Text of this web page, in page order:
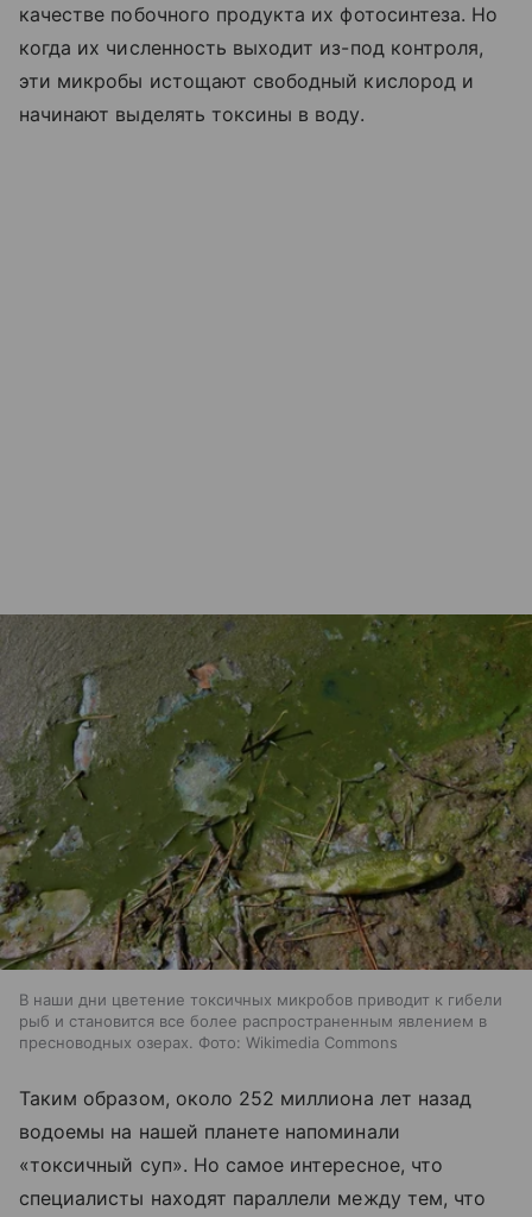
качестве побочного продукта их фотосинтеза. Но
когда их численность выходит из-под контроля,
эти микробы истощают свободный кислород и
начинают выделять токсины в воду.
В наши дни цветение токсичных микробов приводит к гибели
рыб и становится все более распространенным явлением в
пресноводных озерах. Фото: Wikimedia Commons
Таким образом, около 252 миллиона лет назад
водоемы на нашей планете напоминали
«токсичный суп». Но самое интересное, что
специалисты находят параллели между тем, что